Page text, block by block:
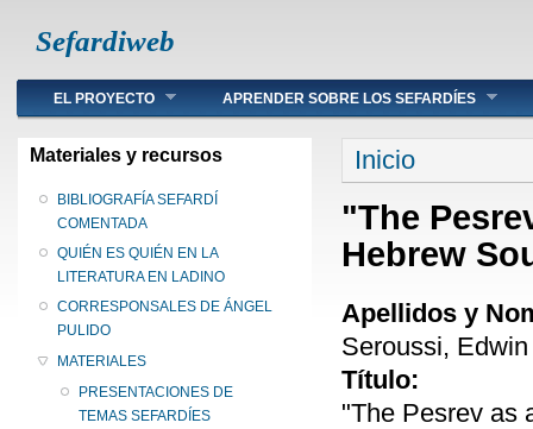
Sefardiweb
Main menu
EL PROYECTO APRENDER SOBRE LOS SEFARDÍES
Materiales y recursos
BIBLIOGRAFÍA SEFARDÍ
COMENTADA
QUIÉN ES QUIÉN EN LA
LITERATURA EN LADINO
CORRESPONSALES DE ÁNGEL
PULIDO
MATERIALES
PRESENTACIONES DE
TEMAS SEFARDÍES
Se encuentra
Inicio
"The
Hebrew
Apellidos y
Seroussi, Edwin
Título:
"The Pesrev as